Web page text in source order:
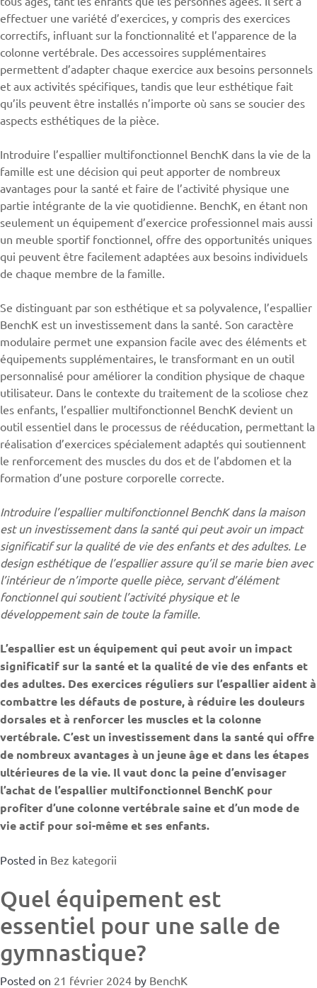
effectuer une variété d’exercices, y compris des exercices
correctifs, influant sur la fonctionnalité et l’apparence de la
colonne vertébrale. Des accessoires supplémentaires
permettent d’adapter chaque exercice aux besoins personnels
et aux activités spécifiques, tandis que leur esthétique fait
qu’ils peuvent être installés n’importe où sans se soucier des
aspects esthétiques de la pièce.
Introduire l’espallier multifonctionnel BenchK dans la vie de la
famille est une décision qui peut apporter de nombreux
avantages pour la santé et faire de l’activité physique une
partie intégrante de la vie quotidienne. BenchK, en étant non
seulement un équipement d’exercice professionnel mais aussi
un meuble sportif fonctionnel, offre des opportunités uniques
qui peuvent être facilement adaptées aux besoins individuels
de chaque membre de la famille.
Se distinguant par son esthétique et sa polyvalence, l’espallier
BenchK est un investissement dans la santé. Son caractère
modulaire permet une expansion facile avec des éléments et
équipements supplémentaires, le transformant en un outil
personnalisé pour améliorer la condition physique de chaque
utilisateur. Dans le contexte du traitement de la scoliose chez
les enfants, l’espallier multifonctionnel BenchK devient un
outil essentiel dans le processus de rééducation, permettant la
réalisation d’exercices spécialement adaptés qui soutiennent
le renforcement des muscles du dos et de l’abdomen et la
formation d’une posture corporelle correcte.
Introduire l’espallier multifonctionnel BenchK dans la maison
est un investissement dans la santé qui peut avoir un impact
significatif sur la qualité de vie des enfants et des adultes. Le
design esthétique de l’espallier assure qu’il se marie bien avec
l’intérieur de n’importe quelle pièce, servant d’élément
fonctionnel qui soutient l’activité physique et le
développement sain de toute la famille.
L’espallier est un équipement qui peut avoir un impact
significatif sur la santé et la qualité de vie des enfants et
des adultes. Des exercices réguliers sur l’espallier aident à
combattre les défauts de posture, à réduire les douleurs
dorsales et à renforcer les muscles et la colonne
vertébrale. C’est un investissement dans la santé qui offre
de nombreux avantages à un jeune âge et dans les étapes
ultérieures de la vie. Il vaut donc la peine d’envisager
l’achat de l’espallier multifonctionnel BenchK pour
profiter d’une colonne vertébrale saine et d’un mode de
vie actif pour soi-même et ses enfants.
Posted in Bez kategorii
Quel équipement est
essentiel pour une salle de
gymnastique?
Posted on 21 février 2024 by BenchK